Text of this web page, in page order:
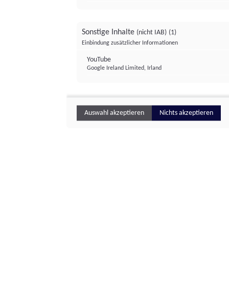
Sonstige Inhalte (nicht IAB) (1)
Einbindung zusätzlicher Informationen
YouTube
Google Ireland Limited, Irland
Auswahl akzeptieren Nichts akzeptieren